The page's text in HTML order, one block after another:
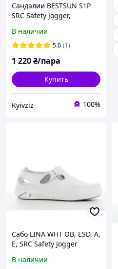
Сандалии BESTSUN S1P
SRC Safety Jogger,
черный, размер 36
В наличии
5.0 (1)
1 220₴/пара
Купить
Kyivziz 100%
Сабо LINA WHT OB, ESD, A,
E, SRC Safety Jogger
В наличии